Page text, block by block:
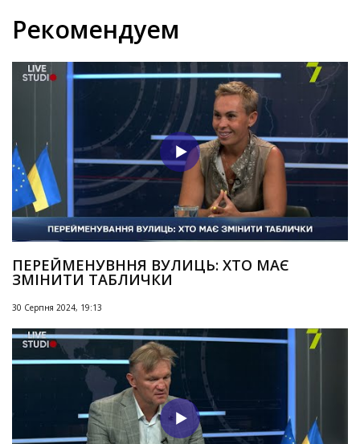
Рекомендуем
ПЕРЕЙМЕНУВННЯ ВУЛИЦЬ: ХТО МАЄ
ЗМІНИТИ ТАБЛИЧКИ
30 Серпня 2024, 19:13